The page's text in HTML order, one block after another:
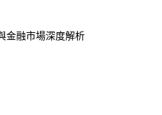
金融市場深度解析